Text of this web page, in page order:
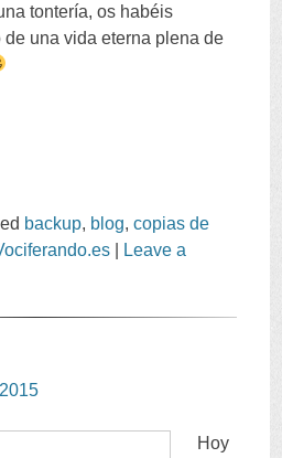
tontería,os habéis
una vida eterna plena de
backup, blog,copias de
Leave a
Hoy